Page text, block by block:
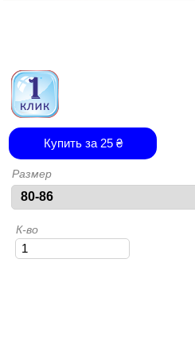
Купить за 25₴
Размер
К-во